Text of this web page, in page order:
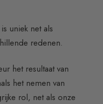
uniek net als
redenen.
het resultaat van
het nemen van
rol, net als onze